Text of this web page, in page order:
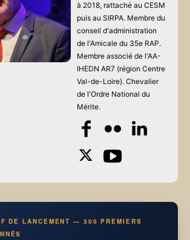
à 2018, rattaché au CESM
puis au SIRPA. Membre du
conseil d'administration
de l'Amicale du 35e RAP.
Membre associé de l'AA-
IHEDN AR7 (région Centre
Val-de-Loire). Chevalier
de l'Ordre National du
Mérite.
DE LANCEMENT — 300 PREMIERS